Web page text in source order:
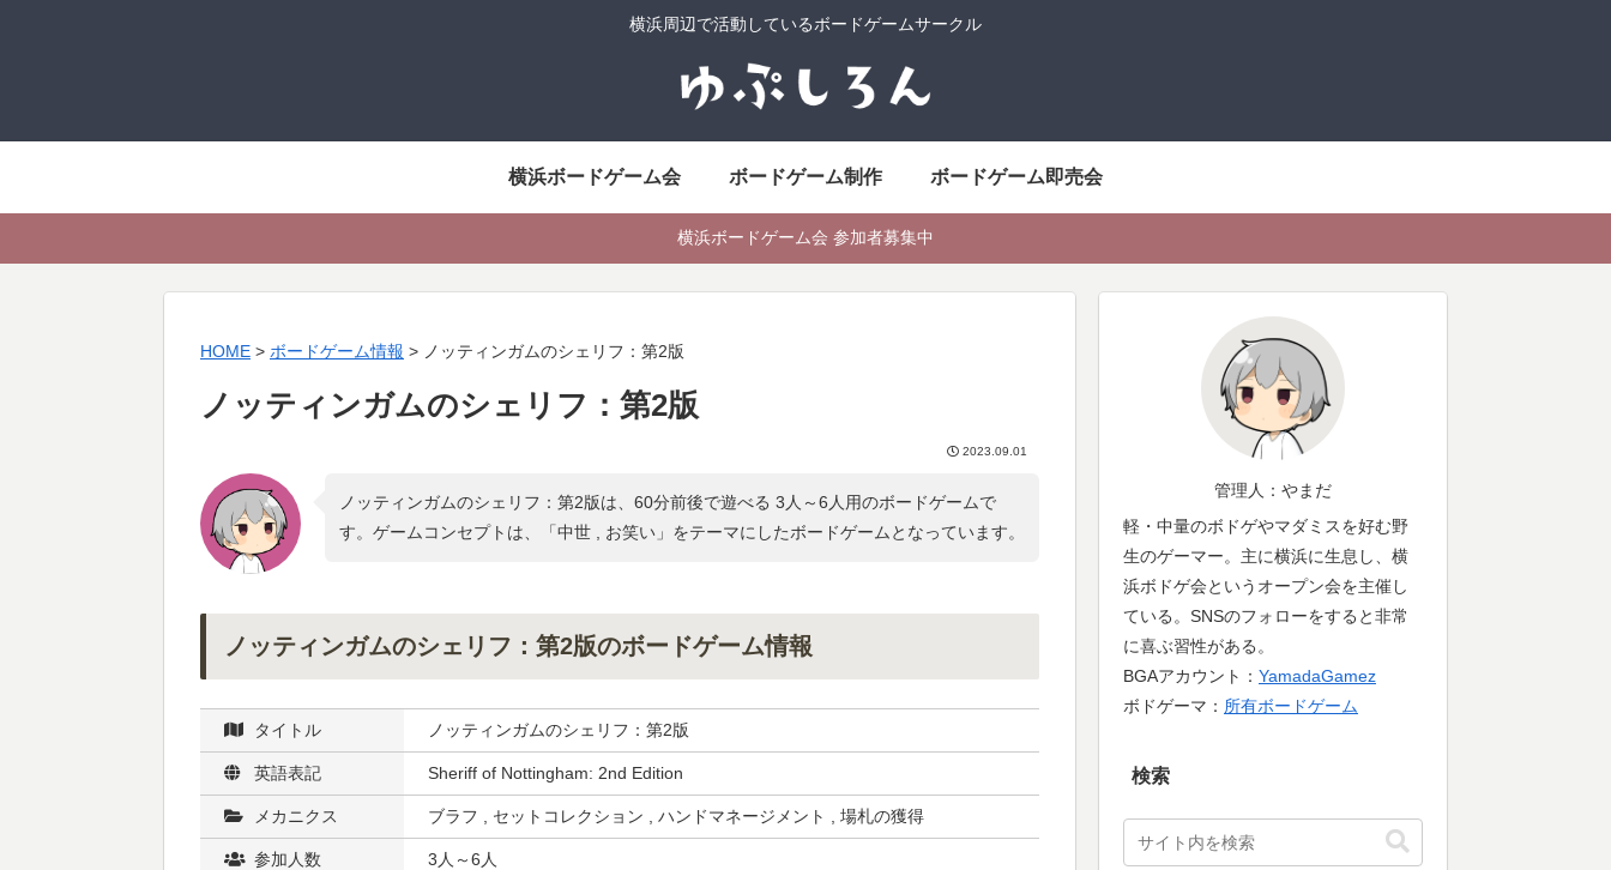
横浜周辺で活動しているボードゲームサークル
横浜ボードゲーム会 ボードゲーム制作 ボードゲーム即売会
横浜ボードゲーム会 参加者募集中
HOME > ボードゲーム情報 > ノッティンガムのシェリフ：第2版
ノッティンガムのシェリフ：第2版
2023.09.01
ノッティンガムのシェリフ：第2版は、60分前後で遊べる 3人～6人用のボードゲームで
す。ゲームコンセプトは、「中世 , お笑い 」をテーマにしたボードゲームとなっています。
ノッティンガムのシェリフ：第2版のボードゲーム情報
タイトル ノッティンガムのシェリフ：第2版
英語表記 Sheriff of Nottingham: 2nd Edition
メカニクス ブラフ , セットコレクション , ハンドマネージメント , 場札の獲得
参加人数 3人～6人
管理人：やまだ
軽・中量のボドゲやマダミスを好む野
生のゲーマー。主に横浜に生息し、横
浜ボドゲ会というオープン会を主催し
ている。SNSのフォローをすると非常
に喜ぶ習性がある。
BGAアカウント： YamadaGamez
ボドゲーマ： 所有ボードゲーム
検索